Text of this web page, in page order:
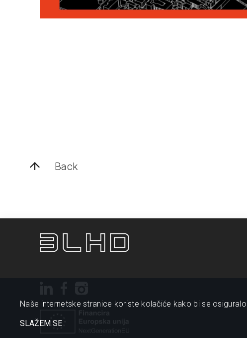
Back
Naše internetske stranice koriste kolačiće kako bi se
SLAŽEM SE